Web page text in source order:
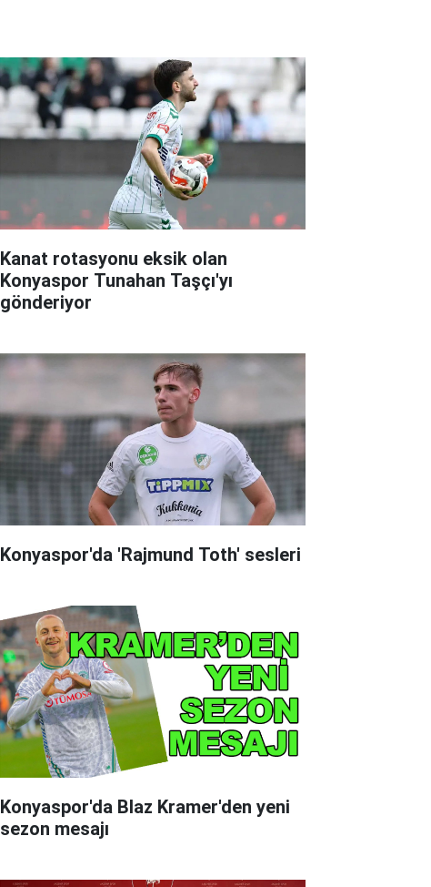
Kanat rotasyonu eksik olan
Konyaspor Tunahan Taşçı'yı
gönderiyor
Konyaspor'da 'Rajmund Toth' sesleri
Konyaspor'da Blaz Kramer'den yeni
sezon mesajı